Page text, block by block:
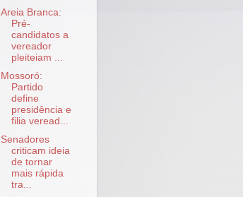
Areia Branca:
Pré-
candidatos a
vereador
pleiteiam ...
Mossoró:
Partido
define
presidência e
filia veread...
Senadores
criticam ideia
de tornar
mais rápida
tra...